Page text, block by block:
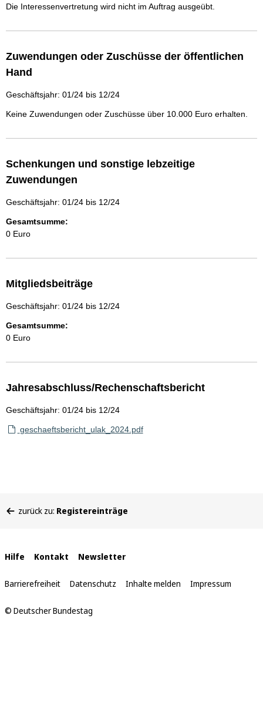
Die Interessenvertretung wird nicht im Auftrag ausgeübt.
Zuwendungen oder Zuschüsse der öffentlichen
Hand
Geschäftsjahr: 01/24 bis 12/24
Keine Zuwendungen oder Zuschüsse über 10.000 Euro erhalten.
Schenkungen und sonstige lebzeitige
Zuwendungen
Geschäftsjahr: 01/24 bis 12/24
Gesamtsumme:
0 Euro
Mitgliedsbeiträge
Geschäftsjahr: 01/24 bis 12/24
Gesamtsumme:
0 Euro
Jahresabschluss/Rechenschaftsbericht
Geschäftsjahr: 01/24 bis 12/24
geschaeftsbericht_ulak_2024.pdf
befinden
zurück zu: Registereinträge
Interne
Links
Hilfe Kontakt Newsletter
Barrierefreiheit Datenschutz Inhalte melden Impressum
© Deutscher Bundestag